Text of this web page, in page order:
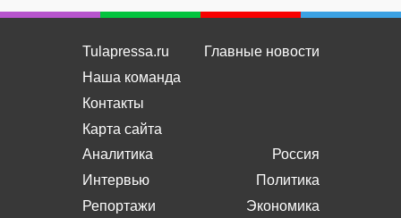
Tulapressa.ru
Наша команда
Контакты
Карта сайта
Главные новости
Аналитика
Интервью
Репортажи
Россия
Политика
Экономика